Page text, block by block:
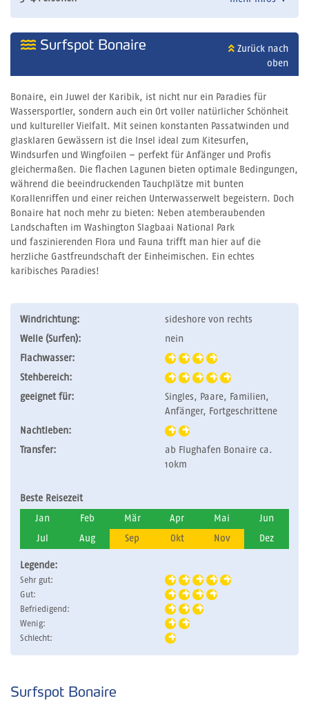
Surfspot Bonaire
Zurück nach
oben
Bonaire, ein Juwel der Karibik, ist nicht nur ein Paradies für
Wassersportler, sondern auch ein Ort voller natürlicher Schönheit
und kultureller Vielfalt. Mit seinen konstanten Passatwinden und
glasklaren Gewässern ist die Insel ideal zum Kitesurfen,
Windsurfen und Wingfoilen – perfekt für Anfänger und Profis
gleichermaßen. Die flachen Lagunen bieten optimale Bedingungen,
während die beeindruckenden Tauchplätze mit bunten
Korallenriffen und einer reichen Unterwasserwelt begeistern. Doch
Bonaire hat noch mehr zu bieten: Neben atemberaubenden
Landschaften im Washington Slagbaai National Park
und faszinierenden Flora und Fauna trifft man hier auf die
herzliche Gastfreundschaft der Einheimischen. Ein echtes
karibisches Paradies!
Windrichtung:
sideshore von rechts
Welle (Surfen):
nein
Flachwasser:
Stehbereich:
geeignet für:
Singles, Paare, Familien,
Anfänger, Fortgeschrittene
Nachtleben:
Transfer:
ab Flughafen Bonaire ca.
10km
Beste Reisezeit
Jan Feb Mär Apr Mai Jun
Jul Aug Sep Okt Nov Dez
Legende:
Sehr gut:
Gut:
Befriedigend:
Wenig:
Schlecht:
Surfspot Bonaire